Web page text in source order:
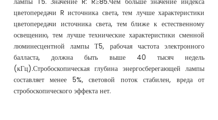
цветопередачи R источника света, тем лучше характеристики
цветопередачи источника света, тем ближе к естественному
освещению, тем лучше технические характеристики сменной
люминесцентной лампы Т5, рабочая частота электронного
балласта, должна быть выше 40 тысяч недель
(кГц).Стробоскопическая глубина энергосберегающей лампы
составляет менее 5%, световой поток стабилен, вреда от
стробоскопического эффекта нет.